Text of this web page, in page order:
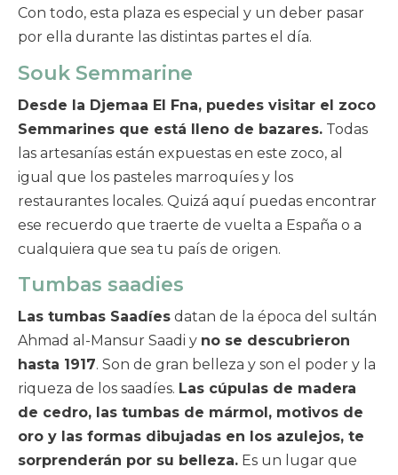
Con todo, esta plaza es especial y un deber pasar
por ella durante las distintas partes el día.
Souk Semmarine
Desde la Djemaa El Fna, puedes visitar el zoco
Semmarines que está lleno de bazares. Todas
las artesanías están expuestas en este zoco, al
igual que los pasteles marroquíes y los
restaurantes locales. Quizá aquí puedas encontrar
ese recuerdo que traerte de vuelta a España o a
cualquiera que sea tu país de origen.
Tumbas saadies
Las tumbas Saadíes datan de la época del sultán
Ahmad al-Mansur Saadi y no se descubrieron
hasta 1917. Son de gran belleza y son el poder y la
riqueza de los saadíes. Las cúpulas de madera
de cedro, las tumbas de mármol, motivos de
oro y las formas dibujadas en los azulejos, te
sorprenderán por su belleza. Es un lugar que